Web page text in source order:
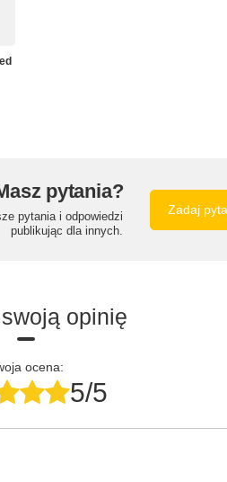
pytania?
pytania i odpowiedzi
publikując dla innych.
Zadaj
opinię
ocena:
5/5